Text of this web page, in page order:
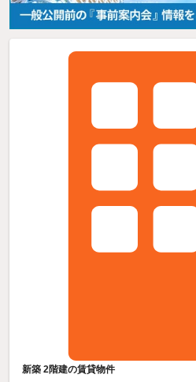
新築 2階建の賃貸物件